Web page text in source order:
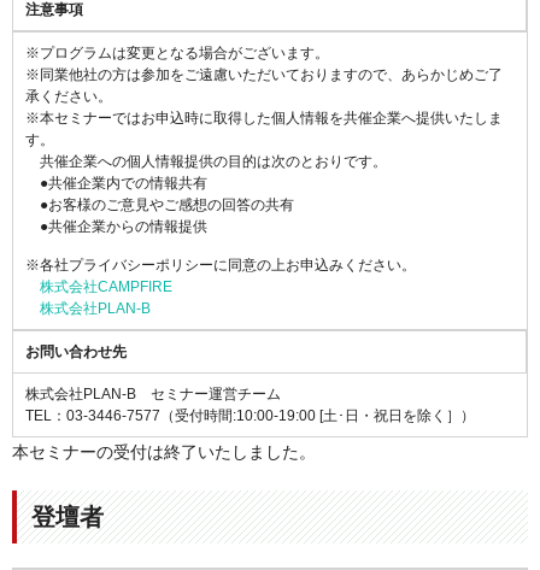
注意事項
※プログラムは変更となる場合がございます。
※同業他社の方は参加をご遠慮いただいておりますので、あらかじめご了
承ください。
※本セミナーではお申込時に取得した個人情報を共催企業へ提供いたしま
す。
共催企業への個人情報提供の目的は次のとおりです。
●共催企業内での情報共有
●お客様のご意見やご感想の回答の共有
●共催企業からの情報提供
※各社プライバシーポリシーに同意の上お申込みください。
株式会社CAMPFIRE
株式会社PLAN-B
お問い合わせ先
株式会社PLAN-B セミナー運営チーム
TEL：03-3446-7577（受付時間:10:00-19:00 [土･日・祝日を除く］）
本セミナーの受付は終了いたしました。
登壇者